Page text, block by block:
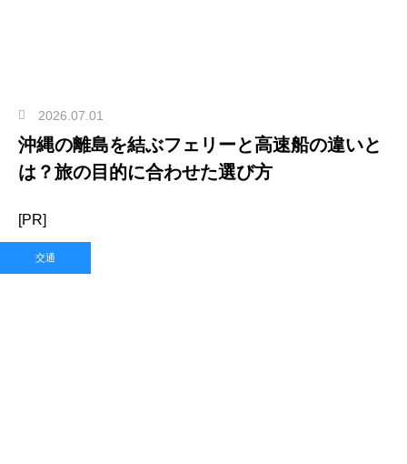
2026.07.01
沖縄の離島を結ぶフェリーと高速船の違いと
は？旅の目的に合わせた選び方
[PR]
交通